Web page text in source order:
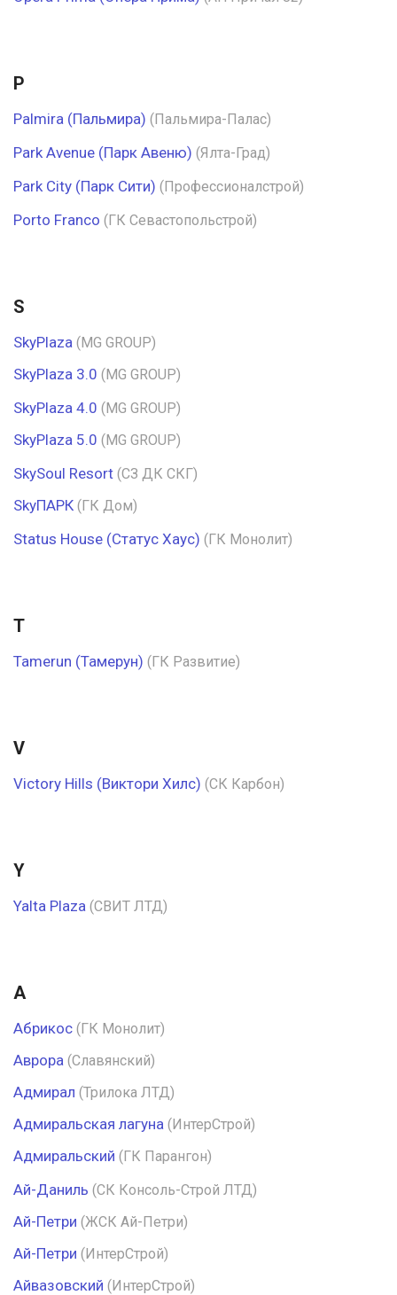
P
Palmira (Пальмира) (Пальмира-Палас)
Park Avenue (Парк Авеню) (Ялта-Град)
Park Сity (Парк Сити) (Профессионалстрой)
Porto Franco (ГК Севастопольстрой)
S
SkyPlaza (MG GROUP)
SkyPlaza 3.0 (MG GROUP)
SkyPlaza 4.0 (MG GROUP)
SkyPlaza 5.0 (MG GROUP)
SkySoul Resort (СЗ ДК СКГ)
SkyПАРК (ГК Дом)
Status House (Статус Хаус) (ГК Монолит)
T
Tamerun (Тамерун) (ГК Развитие)
V
Victory Hills (Виктори Хилс) (СК Карбон)
Y
Yalta Plaza (СВИТ ЛТД)
А
Абрикос (ГК Монолит)
Аврора (Славянский)
Адмирал (Трилока ЛТД)
Адмиральская лагуна (ИнтерСтрой)
Адмиральский (ГК Парангон)
Ай-Даниль (СК Консоль-Строй ЛТД)
Ай-Петри (ЖСК Ай-Петри)
Ай-Петри (ИнтерСтрой)
Айвазовский (ИнтерСтрой)